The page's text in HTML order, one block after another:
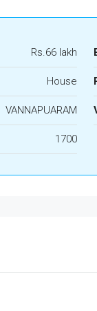
Rs.66 lakh
House
VANNAPUARAM
1700